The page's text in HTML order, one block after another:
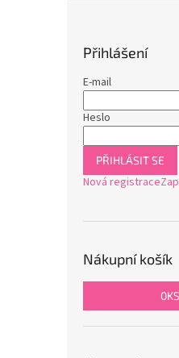
Přihlášení
E-mail
Heslo
PŘIHLÁSIT SE
Nová registrace
Nákupní košík
0